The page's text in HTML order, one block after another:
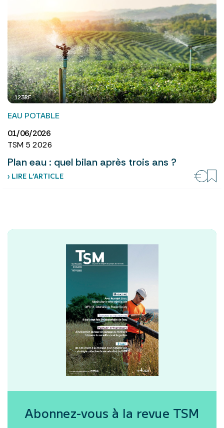
123RF
EAU POTABLE
01/06/2026
TSM 5 2026
Plan eau : quel bilan après trois ans ?
› LIRE L’ARTICLE
Abonnez-vous à la revue TSM